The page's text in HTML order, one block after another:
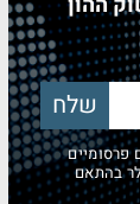
פרסומיים
בהתאם